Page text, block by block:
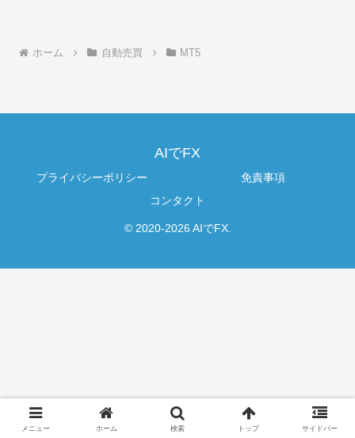
ホーム 自動売買 MT5
AIでFX
プライバシーポリシー
免責事項
コンタクト
© 2020-2026 AIでFX.
メニュー ホーム 検索 トップ サイドバー